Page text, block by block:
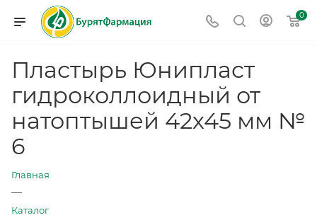
0
Пластырь Юнипласт
гидроколлоидный от
натоптышей 42х45 мм №
6
Главная
—
Каталог